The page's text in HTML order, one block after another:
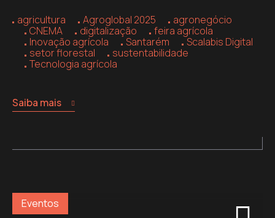
agricultura Agroglobal 2025
agronegócio
CNEMA
digitalização
feira agrícola
Inovação agrícola
Santarém
Scalabis Digital
setor florestal
sustentabilidade
Tecnologia agrícola
Saiba mais
Eventos